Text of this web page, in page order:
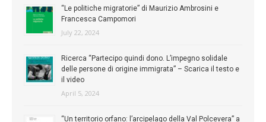
“Le politiche migratorie” di Maurizio Ambrosini e
Francesca Campomori
July 22, 2024
Ricerca “Partecipo quindi dono. L’impegno solidale
delle persone di origine immigrata” – Scarica il testo e
il video
April 5, 2024
“Un territorio orfano: l’arcipelago della Val Polcevera” a